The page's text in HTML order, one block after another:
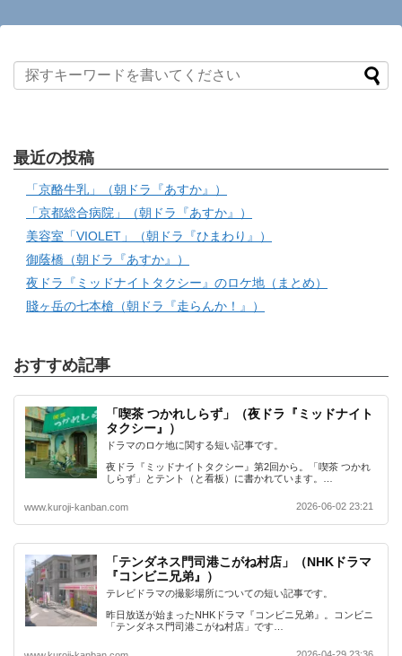
最近の投稿
「京酪牛乳」（朝ドラ『あすか』）
「京都総合病院」（朝ドラ『あすか』）
美容室「VIOLET」（朝ドラ『ひまわり』）
御蔭橋（朝ドラ『あすか』）
夜ドラ『ミッドナイトタクシー』のロケ地（まとめ）
賤ヶ岳の七本槍（朝ドラ『走らんか！』）
おすすめ記事
「喫茶 つかれしらず」（夜ドラ『ミッドナイト
タクシー』）
ドラマのロケ地に関する短い記事です。
夜ドラ『ミッドナイトタクシー』第2回から。「喫茶 つかれ
しらず」とテント（と看板）に書かれています。…
www.kuroji-kanban.com 2026-06-02 23:21
「テンダネス門司港こがね村店」（NHKドラマ
『コンビニ兄弟』）
テレビドラマの撮影場所についての短い記事です。
昨日放送が始まったNHKドラマ『コンビニ兄弟』。コンビニ
「テンダネス門司港こがね村店」です…